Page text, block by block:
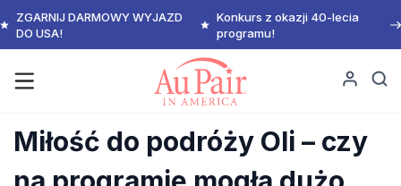
ZGARNIJ DARMOWY WYJAZD
DO USA!
Konkurs z okazji 40-lecia
programu!
Miłość do podróży Oli – czy